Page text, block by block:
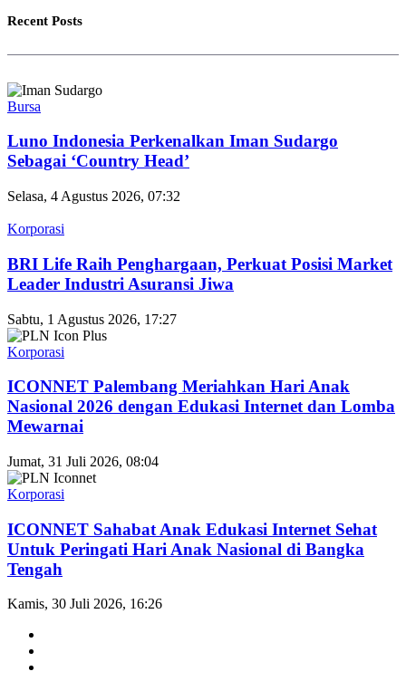
Recent Posts
Bursa
Luno Indonesia Perkenalkan Iman Sudargo
Sebagai ‘Country Head’
Selasa, 4 Agustus 2026, 07:32
Korporasi
BRI Life Raih Penghargaan, Perkuat Posisi Market
Leader Industri Asuransi Jiwa
Sabtu, 1 Agustus 2026, 17:27
Korporasi
ICONNET Palembang Meriahkan Hari Anak
Nasional 2026 dengan Edukasi Internet dan Lomba
Mewarnai
Jumat, 31 Juli 2026, 08:04
Korporasi
ICONNET Sahabat Anak Edukasi Internet Sehat
Untuk Peringati Hari Anak Nasional di Bangka
Tengah
Kamis, 30 Juli 2026, 16:26